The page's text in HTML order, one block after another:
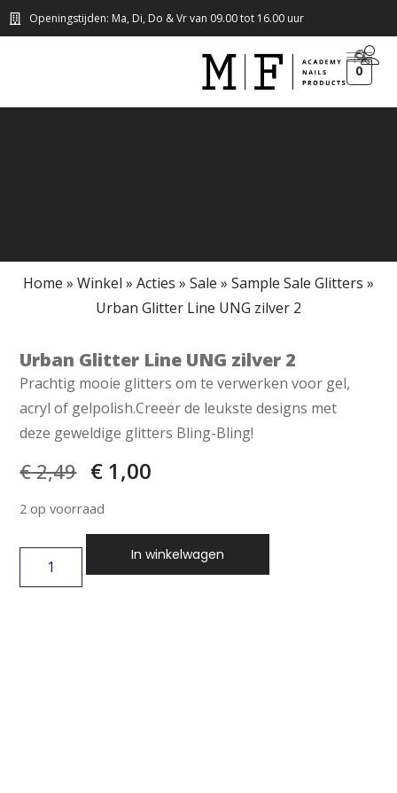
Openingstijden: Ma, Di, Do & Vr van 09.00 tot 16.00 uur
0
Home » Winkel » Acties » Sale » Sample Sale Glitters »
Urban Glitter Line UNG zilver 2
Urban Glitter Line UNG zilver 2
Prachtig mooie glitters om te verwerken voor gel,
acryl of gelpolish.Creeër de leukste designs met
deze geweldige glitters Bling-Bling!
€2,49 € 1,00
2 op voorraad
In winkelwagen